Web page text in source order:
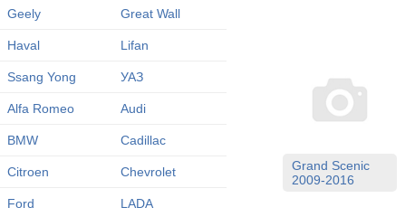
Geely Great Wall
Haval Lifan
Ssang Yong УАЗ
Alfa Romeo Audi
BMW Cadillac
Citroen Chevrolet
Ford LADA
Grand Scenic
2009-2016